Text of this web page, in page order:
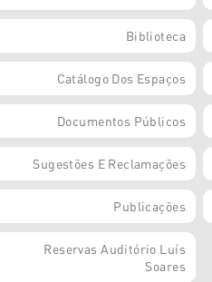
Biblioteca
Catálogo Dos Espaços
Documentos Públicos
Sugestões E Reclamações
Publicações
Reservas Auditório Luís
Soares